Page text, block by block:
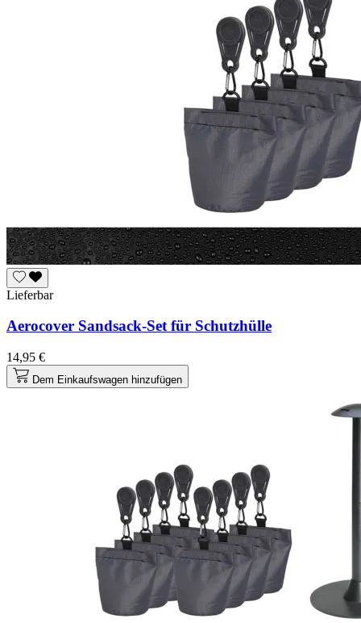
Lieferbar
Aerocover Sandsack-Set für Schutzhülle
14,95 €
Dem Einkaufswagen hinzufügen